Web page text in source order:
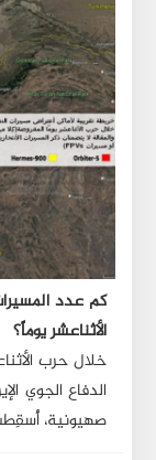
0:09
0:14
0:32
0:45
كم عدد
الأثناعشر يوماً؟
خلال حرب
الدفاع الجوي
صهيونية،